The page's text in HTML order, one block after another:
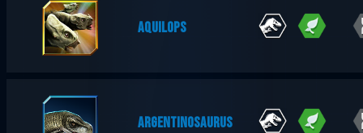
AQUILOPS
ARGENTINOSAURUS